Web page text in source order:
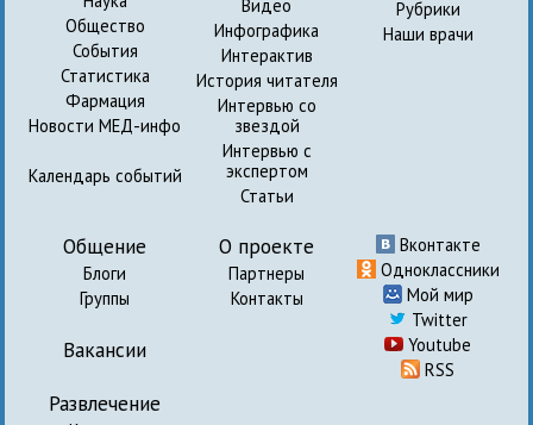
Общество
События
Статистика
Фармация
Новости МЕД-инфо
Календарь событий
Видео
Инфографика
Интерактив
История читателя
Интервью со
звездой
Интервью с
экспертом
Статьи
Рубрики
Наши врачи
Общение
Блоги
Группы
Вакансии
Развлечение
О проекте
Партнеры
Контакты
Вконтакте
Одноклассники
Мой мир
Twitter
Youtube
RSS